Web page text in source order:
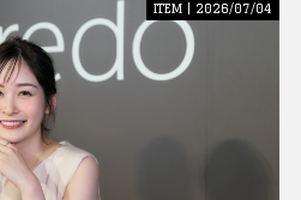
ITEM | 2026/07/04